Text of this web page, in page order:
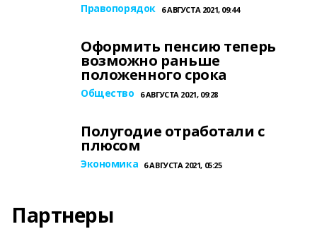
Правопорядок 6 АВГУСТА 2021, 09:44
Оформить пенсию теперь
возможно раньше
положенного срока
Общество 6 АВГУСТА 2021, 09:28
Полугодие отработали с
плюсом
Экономика 6 АВГУСТА 2021, 05:25
Партнеры